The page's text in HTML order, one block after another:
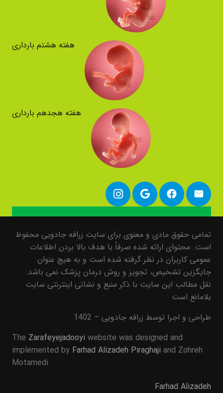
هفته هشتم بارداری
هفته هجدهم بارداری
تمامی حقوق مادی و معنوی برای سایت زرافه جادویی محفوظ
است. محتوای ارائه شده صرفاً با هدف بالا بردن اطلاعات
عمومی کاربران در نظر گرفته شده است و به هیچ عنوان
جایگزین تشخیص، تجویز و روش درمان پزشک نمی باشد.
نقل مطالب این سایت با ذکر منبع و نشانی اینترنتی سایت
بلامانع است
طراحی و اجرا توسط زرافه جادویی – 1402
The Zarafeyejadooyi website was designed and
implemented by Farhad Alizadeh Piraghaji and Zohreh
Motamedi
Farhad Alizadeh